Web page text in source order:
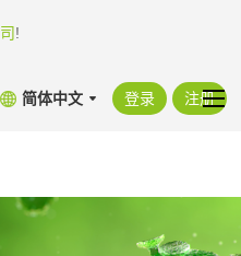
!
简体中文 登录 注册